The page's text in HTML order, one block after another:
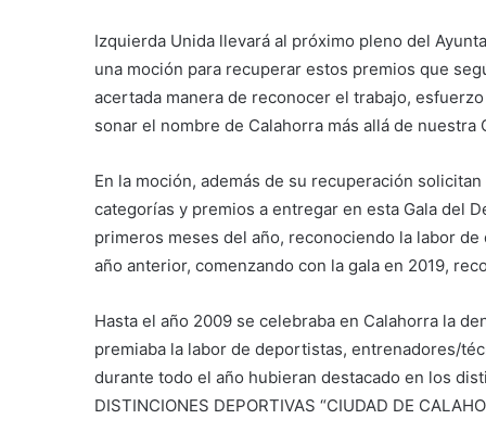
Izquierda Unida llevará al próximo pleno del
una moción para recuperar estos premios que
acertada manera de reconocer el trabajo,
sonar el nombre de Calahorra más allá de nuestra
En la moción, además de su recuperación
categorías y premios a entregar en esta Gala del
primeros meses del año, reconociendo la labor
año anterior, comenzando con la gala en 2019,
Hasta el año 2009 se celebraba en Calahorra la
premiaba la labor de deportistas, entrenadores/
durante todo el año hubieran destacado en los
DISTINCIONES DEPORTIVAS “CIUDAD DE